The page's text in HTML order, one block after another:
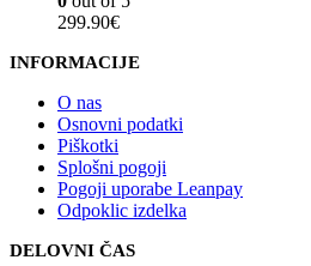
299.90€
INFORMACIJE
O nas
Osnovni podatki
Piškotki
Splošni pogoji
Pogoji uporabe Leanpay
Odpoklic izdelka
DELOVNI ČAS